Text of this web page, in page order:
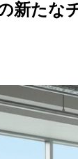
新たな